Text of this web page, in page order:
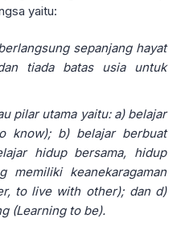
yaitu:
sepanjang hayat
tiada batas usia untuk
pilar utama yaitu: a) belajar
know); b) belajar berbuat
hidup bersama, hidup
memiliki keanekaragaman
to live with other); dan d)
(Learning to be).